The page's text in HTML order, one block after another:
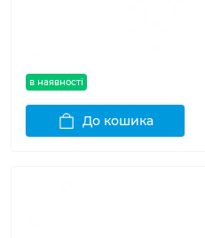
в наявності
До кошика